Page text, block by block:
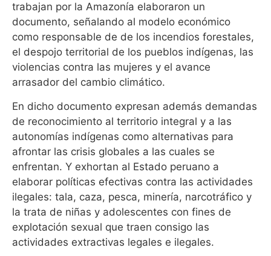
trabajan por la Amazonía elaboraron un
documento, señalando al modelo económico
como responsable de de los incendios forestales,
el despojo territorial de los pueblos indígenas, las
violencias contra las mujeres y el avance
arrasador del cambio climático.
En dicho documento expresan además demandas
de reconocimiento al territorio integral y a las
autonomías indígenas como alternativas para
afrontar las crisis globales a las cuales se
enfrentan. Y exhortan al Estado peruano a
elaborar políticas efectivas contra las actividades
ilegales: tala, caza, pesca, minería, narcotráfico y
la trata de niñas y adolescentes con fines de
explotación sexual que traen consigo las
actividades extractivas legales e ilegales.